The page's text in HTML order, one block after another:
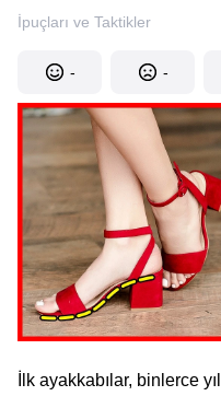
İpuçları ve Taktikler
- -
İlk ayakkabılar, binlerce